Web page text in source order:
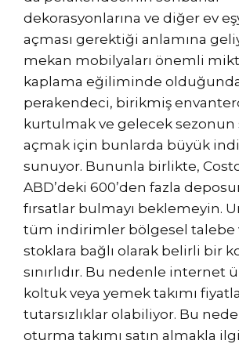
dekorasyonlarına ve diğer ev
açması gerektiği anlamına
mekan mobilyaları önemli
kaplama eğiliminde
perakendeci, birikmiş
kurtulmak ve gelecek sezonun
açmak için bunlarda büyük
sunuyor. Bununla birlikte,
ABD’deki 600’den fazla
fırsatlar bulmayı beklemeyin.
tüm indirimler bölgesel talebe
stoklara bağlı olarak belirli bir
sınırlıdır. Bu nedenle internet
koltuk veya yemek takımı
tutarsızlıklar olabiliyor. Bu
oturma takımı satın almakla